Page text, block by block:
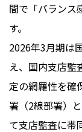
間で「バランス
す。
2026年3月期は
え、国内支店監
定の網羅性を確
署（2線部署）
て支店監査に帯